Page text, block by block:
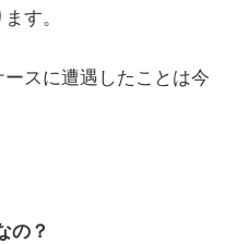
す。
スに遭遇したことは今
の？